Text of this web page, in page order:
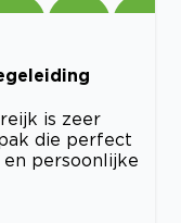
is zeer
die perfect
persoonlijke